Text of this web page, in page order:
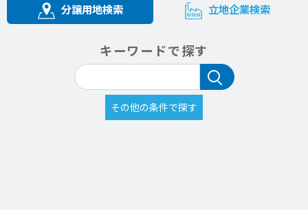
分譲用地検索 立地企業検索
キーワードで探す